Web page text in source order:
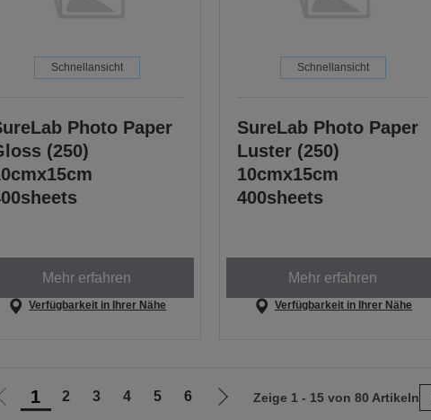
Schnellansicht
Photo Paper
(250)
Mehr erfahren
Verfügbarkeit in Ihrer Nähe
Schnellansicht
SureLab Photo Paper
Luster (250)
10cmx15cm
400sheets
Mehr erfahren
Verfügbarkeit in Ihrer Nähe
Zur 1 2 3 4 5 6
Zur
Zeige 1 - 15 von 80 Artikeln